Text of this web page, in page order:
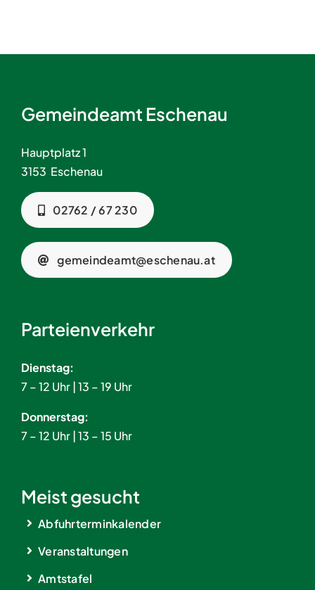
Gemeindeamt Eschenau
Hauptplatz 1
3153 Eschenau
02762 / 67 230
gemeindeamt@eschenau.at
Parteienverkehr
Dienstag:
7 – 12 Uhr | 13 – 19 Uhr
Donnerstag:
7 – 12 Uhr | 13 – 15 Uhr
Meist gesucht
Abfuhrterminkalender
Veranstaltungen
Amtstafel